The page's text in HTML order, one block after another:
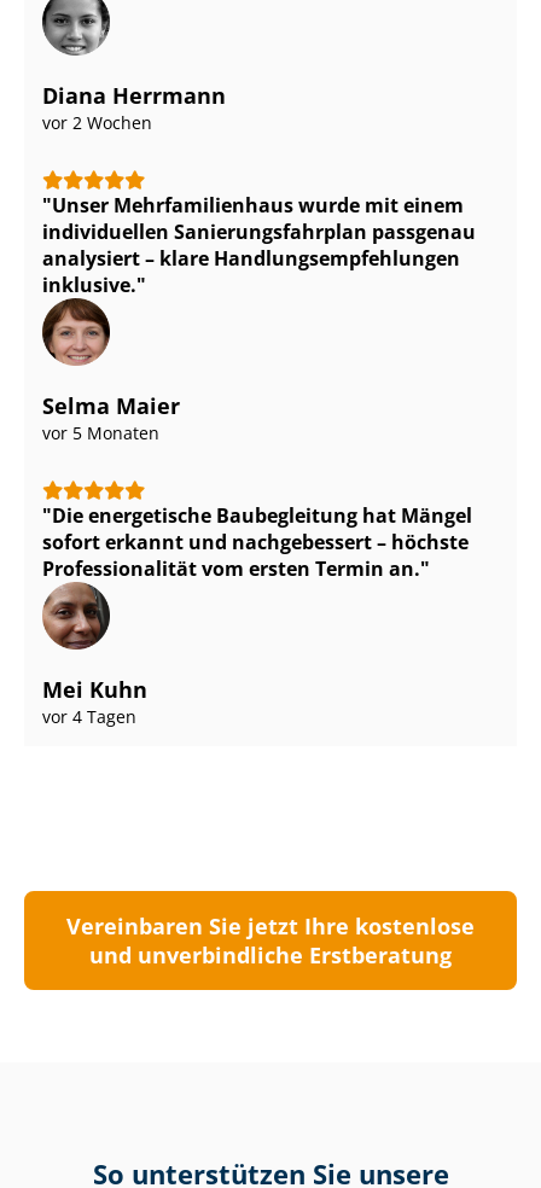
Diana Herrmann
vor 2 Wochen
Unser Mehr­fa­mi­li­en­haus wurde mit einem
individuellen Sa­nie­rungs­fahr­plan passgenau
analysiert – klare Hand­lungs­emp­feh­lun­gen
inklusive.
Selma Maier
vor 5 Monaten
Die energetische Baubegleitung hat Mängel
sofort erkannt und nachgebessert – höchste
Pro­fes­sio­na­li­tät vom ersten Termin an.
Mei Kuhn
vor 4 Tagen
Vereinbaren Sie jetzt Ihre kostenlose
und unverbindliche Erstberatung
So unterstützen Sie unsere